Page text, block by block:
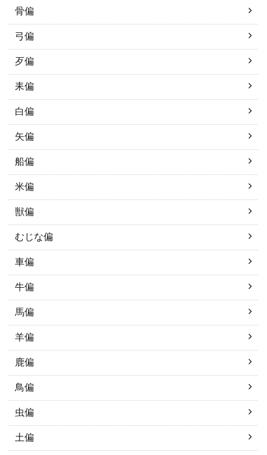
骨偏
弓偏
歹偏
耒偏
白偏
矢偏
船偏
米偏
獣偏
むじな偏
車偏
牛偏
馬偏
羊偏
鹿偏
鳥偏
虫偏
土偏